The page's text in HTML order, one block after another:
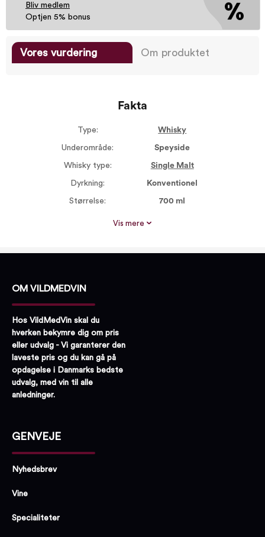
Bliv medlem
Optjen 5% bonus
Vores vurdering Om produktet
Fakta
Type: Whisky
Underområde: Speyside
Whisky type: Single Malt
Dyrkning: Konventionel
Størrelse: 700 ml
Proptype: Ukendt
Vis mere
OM VILDMEDVIN
Hos VildMedVin skal du
hverken bekymre dig om pris
eller udvalg - Vi garanterer den
laveste pris og du kan gå på
opdagelse i Danmarks bedste
udvalg, med vin til alle
anledninger.
GENVEJE
Nyhedsbrev
Vine
Specialiteter